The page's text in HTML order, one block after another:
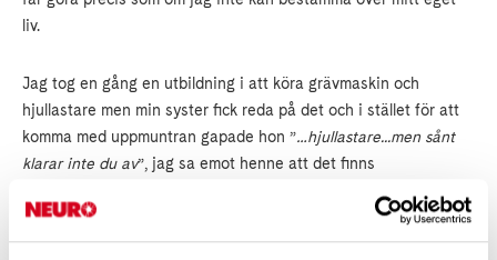
liv.
Jag tog en gång en utbildning i att köra grävmaskin och
hjullastare men min syster fick reda på det och i stället för att
komma med uppmuntran gapade hon ”…hjullastare...men sånt
klarar inte du av”, jag sa emot henne att det finns
hjullastare, men då gapade hon bara ännu mer. Läraren på
utbildningen ifrågasatte även han mitt sätt att gå, ”Ursäkta